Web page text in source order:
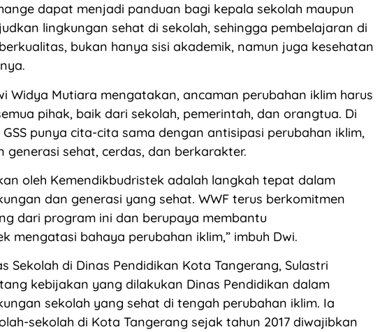
dapat menjadi panduan bagi kepala sekolah maupun
lingkungan sehat di sekolah, sehingga pembelajaran di
bukan hanya sisi akademik, namun juga kesehatan
Widya Mutiara mengatakan, ancaman perubahan iklim harus
pihak, baik dari sekolah, pemerintah, dan orangtua. Di
punya cita-cita sama dengan antisipasi perubahan iklim,
generasi sehat, cerdas, dan berkarakter.
oleh Kemendikbudristek adalah langkah tepat dalam
dan generasi yang sehat. WWF terus berkomitmen
dari program ini dan berupaya membantu
mengatasi bahaya perubahan iklim,” imbuh Dwi.
Sekolah di Dinas Pendidikan Kota Tangerang, Sulastri
kebijakan yang dilakukan Dinas Pendidikan dalam
sekolah yang sehat di tengah perubahan iklim. Ia
sekolah di Kota Tangerang sejak tahun 2017 diwajibkan